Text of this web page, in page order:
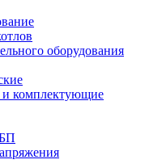
оборудования
комплектующие